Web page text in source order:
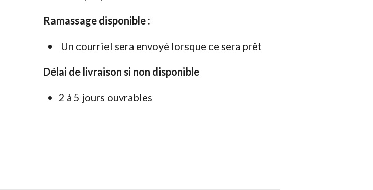
Ramassage disponible :
Un courriel sera envoyé lorsque ce sera prêt
Délai de livraison si non disponible
2 à 5 jours ouvrables